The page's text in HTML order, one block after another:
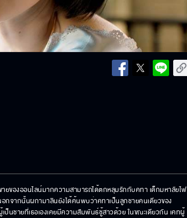
ของออนไลน์มากความสามารถได้ตกหลุมรักกับคทา เด็กมหาลัยไฟ
กจากนั้นผกามาลินยังได้ค้นพบว่าคทาเป็นลูกชายคนเดียวของ
ป็นชายที่เธอเองเคยมีความสัมพันธ์ชู้สาวด้วย ในขณะเดียวกัน เคทผู้